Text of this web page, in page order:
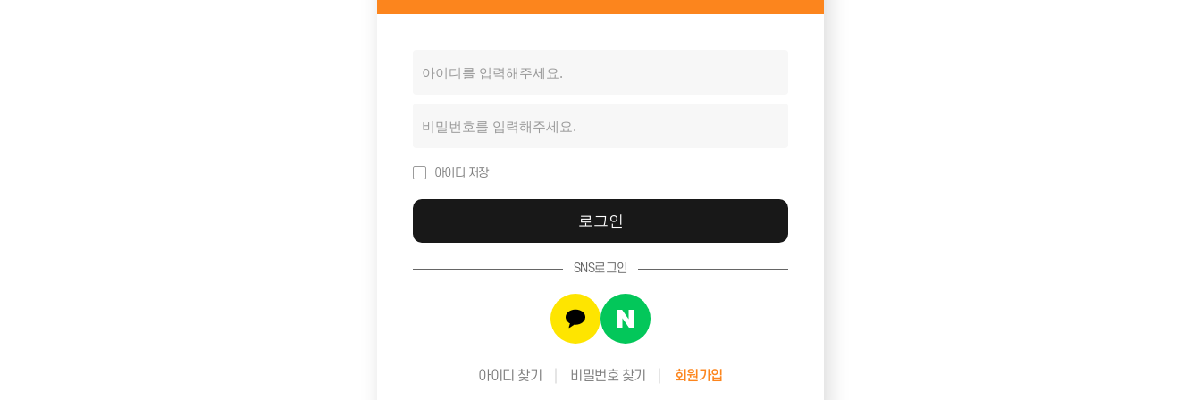
아이디 저장
로그인
SNS로그인
아이디 찾기 비밀번호 찾기 회원가입